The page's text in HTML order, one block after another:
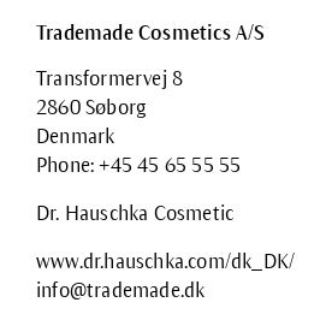
Trademade Cosmetics A/S
Transformervej 8
2860 Søborg
Denmark
Phone: +45 45 65 55 55
Dr. Hauschka Cosmetic
www.dr.hauschka.com/dk_DK/
info@trademade.dk